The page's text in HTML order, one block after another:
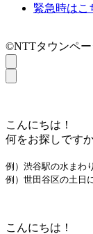
緊急時はこ
©NTTタウンペー
こんにちは！
何をお探しです
例）渋谷駅の水まわ
例）世田谷区の土日
こんにちは！